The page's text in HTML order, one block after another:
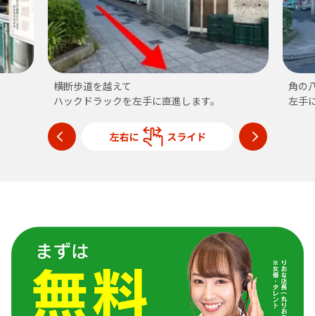
横断歩道を越えて
ハックドラックを左手に直進します。
角の
左手